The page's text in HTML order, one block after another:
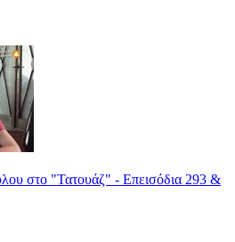
στο "Τατουάζ" - Επεισόδια 293 &